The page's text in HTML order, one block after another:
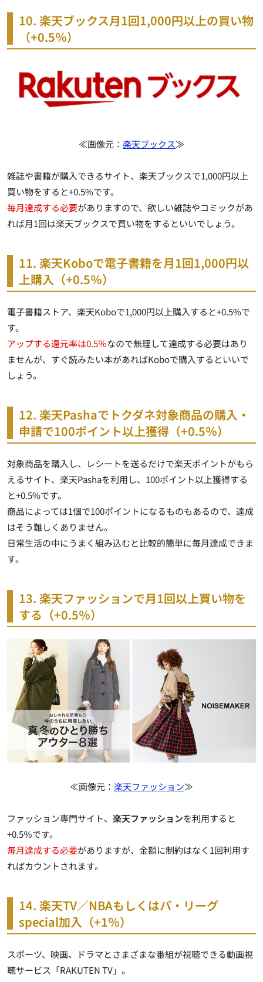
10. 楽天ブックス月1回1,000円以上の買い物
（+0.5％）
≪画像元： 楽天ブックス≫
雑誌や書籍が購入できるサイト、楽天ブックスで1,000円以上
買い物をすると+0.5%です。
毎月達成する必要がありますので、欲しい雑誌やコミックがあ
れば月1回は楽天ブックスで買い物をするといいでしょう。
11. 楽天Koboで電子書籍を月1回1,000円以
上購入（+0.5％）
電子書籍ストア、楽天Koboで1,000円以上購入すると+0.5%で
す。
アップする還元率は0.5％なので無理して達成する必要はあり
ませんが、すぐ読みたい本があればKoboで購入するといいで
しょう。
12. 楽天Pashaでトクダネ対象商品の購入・
申請で100ポイント以上獲得（+0.5％）
対象商品を購入し、レシートを送るだけで楽天ポイントがもら
えるサイト、楽天Pashaを利用し、100ポイント以上獲得する
と+0.5%です。
商品によっては1個で100ポイントになるものもあるので、達成
はそう難しくありません。
日常生活の中にうまく組み込むと比較的簡単に毎月達成できま
す。
13. 楽天ファッションで月1回以上買い物を
する（+0.5％）
≪画像元： 楽天ファッション≫
ファッション専門サイト、 楽天ファッションを利用すると
+0.5％です。
毎月達成する必要がありますが、金額に制約はなく1回利用す
ればカウントされます。
14. 楽天TV／NBAもしくはパ・リーグ
special加入（+1％）
スポーツ、映画、ドラマとさまざまな番組が視聴できる動画視
聴サービス「RAKUTEN TV」。